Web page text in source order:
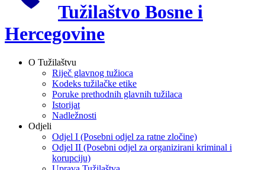
Tužilaštvo Bosne i
Hercegovine
O Tužilaštvu
Riječ glavnog tužioca
Kodeks tužilačke etike
Poruke prethodnih glavnih tužilaca
Istorijat
Nadležnosti
Odjeli
Odjel I (Posebni odjel za ratne zločine)
Odjel II (Posebni odjel za organizirani kriminal i
korupciju)